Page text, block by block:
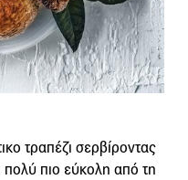
τραπέζι σερβίροντας
πολύ πιο εύκολη από τη